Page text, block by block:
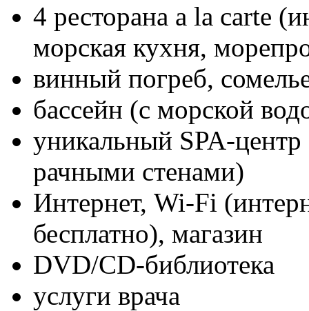
4 рес­то­рана a la carte
морс­кая кух­ня,
вин­ный пог­реб,
бас­сейн (с морс­кой
уни­каль­ный SPA-
рачны­ми сте­нами)
Ин­тернет, Wi-Fi
бесп­лат­но), ма­газин
DVD/CD-биб­ли­оте­ка
ус­лу­ги вра­ча